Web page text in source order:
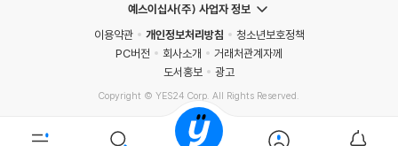
예스이십사(주) 사업자 정보
이용약관
개인정보처리방침
청소년보호정책
PC버전
회사소개
거래처관계자께
도서홍보
광고
Copyright © YES24 Corp. All Rights Reserved.